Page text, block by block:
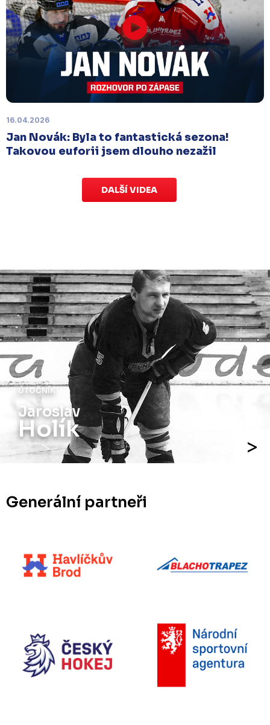
Náhradní termín 15. kola
Úterý 18. listopadu | Utkání 15. kola proti Ústí nad
Labem, které se mělo původně odehrát 15.
listopadu, bylo z důvodu marodky Slovanu
. Kluby se domluvily na náhradním
termínu, Bruslaři se s Ústím nad Labem utkají doma
v Kotlině ve středu 26. listopadu od 18:00.
16.04.2026
Jan Novák: Byla to fantastická sezona!
Takovou euforii jsem dlouho nezažil
DALŠÍ VIDEA
ÚTOČNÍK
Jiří
Holík
Generální partneři